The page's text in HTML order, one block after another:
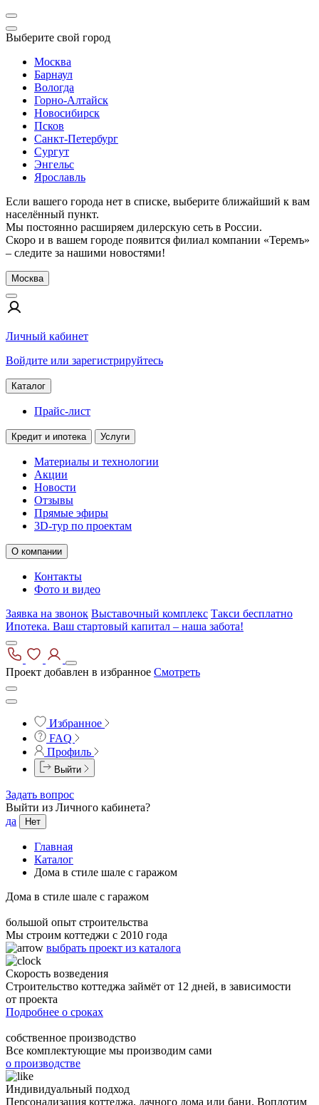
Выберите свой город
Москва
Барнаул
Вологда
Горно-Алтайск
Новосибирск
Псков
Санкт-Петербург
Сургут
Энгельс
Ярославль
Если вашего города нет в списке, выберите ближайший к вам
населённый пункт.
Мы постоянно расширяем дилерскую сеть в России.
Скоро и в вашем городе появится филиал компании «Теремъ»
– следите за нашими новостями!
Москва
Личный кабинет
Войдите или зарегистрируйтесь
Каталог
Прайс-лист
Кредит и ипотека Услуги
Материалы и технологии
Акции
Новости
Отзывы
Прямые эфиры
3D-тур по проектам
О компании
Контакты
Фото и видео
Заявка на звонок Выставочный комплекс Такси бесплатно
Ипотека. Ваш стартовый капитал – наша забота!
Проект добавлен в избранное Смотреть
Избранное
FAQ
Профиль
Выйти
Задать вопрос
Выйти из Личного кабинета?
да
Нет
Главная
Каталог
Дома в стиле шале с гаражом
Дома в стиле шале с гаражом
большой опыт строительства
Мы строим коттеджи с 2010 года
выбрать проект из каталога
Скорость возведения
Строительство коттеджа займёт от 12 дней, в зависимости
от проекта
Подробнее о сроках
собственное производство
Все комплектующие мы производим сами
о производстве
Индивидуальный подход
Персонализация коттеджа, дачного дома или бани. Воплотим